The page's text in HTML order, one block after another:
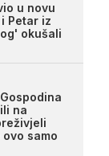
u novu
Petar iz
okušali
na
samo